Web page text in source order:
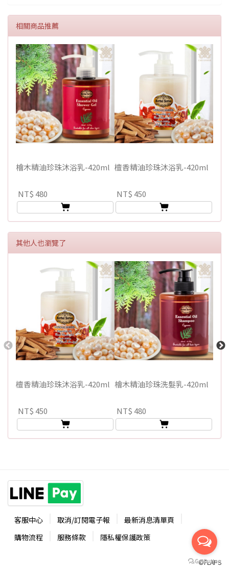
相關商品推薦
檜木精油珍珠沐浴乳-420ml
NT$ 480
檀香精油珍珠沐浴乳-420ml
NT$ 450
其他人也瀏覽了
檀香精油珍珠沐浴乳-420ml
NT$ 450
檜木精油珍珠洗髮乳-420ml
NT$ 480
客服中心 取消/訂閱電子報
最新消息清單頁
購物流程
服務條款 隱私權保護政策
©FLAPS